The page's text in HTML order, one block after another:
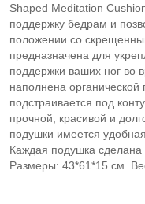
Shaped Meditation
поддержку бедрам и
положении со
предназначена для
поддержки ваших ног во
наполнена органической
подстраивается под
прочной, красивой и
подушки имеется
Каждая подушка
Размеры: 43*61*15 см.